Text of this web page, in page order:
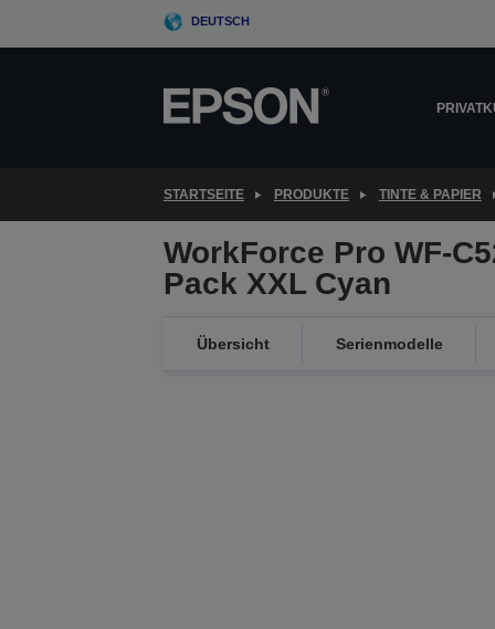
DEUTSCH
STARTSEITE PRODUKTE TINTE & PAPIER
WorkForce Pro WF-
Pack XXL Cyan
Übersicht Serienmodelle